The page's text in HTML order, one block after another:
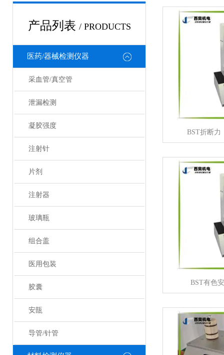
产品列表 / PRODUCTS
医药/器械检测仪器
采血管/真空管
泄漏检测
凝胶强度
注射针
片剂
注射器
玻璃瓶
组合盖
医用包装
胶囊
安瓿
导管/针管
BST折断力
BST有色